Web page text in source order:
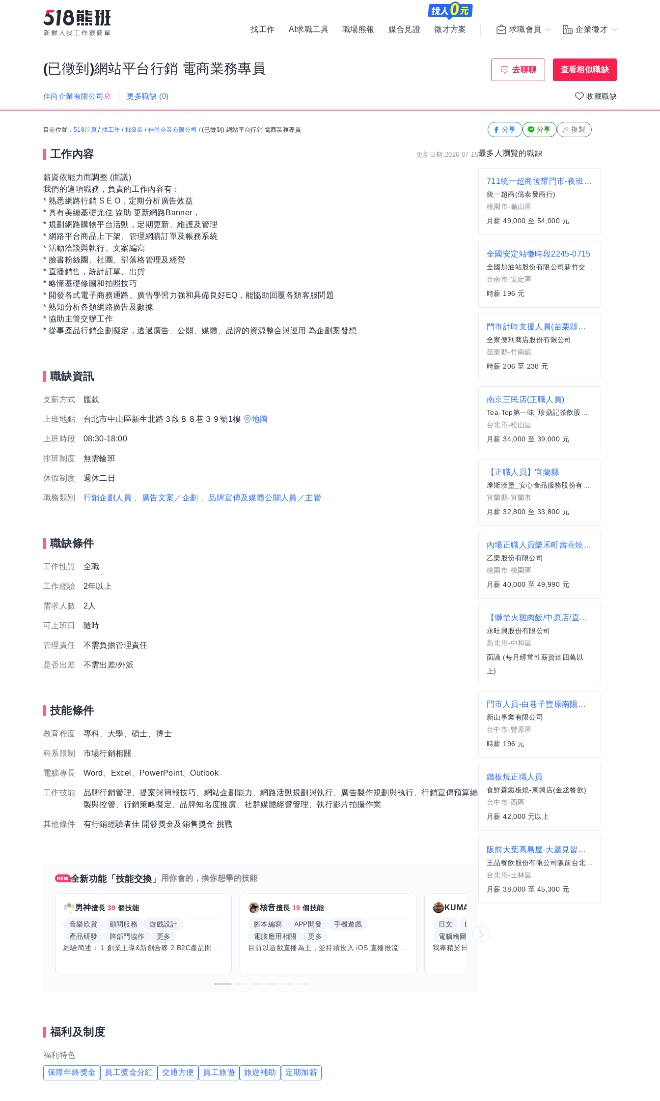
找工作 AI求職工具 職場熊報 媒合見證 徵才方案 求職會員 企業徵才
(已徵到)網站平台行銷 電商業務專員 去聊聊 查看相似職缺
佳尚企業有限公司 更多職缺 (0) 收藏職缺
目前位置： 518首頁 /找工作 / 批發業 /佳尚企業有限公司 /(已徵到) 網站平台行銷 電商業務專員
工作內容 更新日期:2026-07-15
薪資依能力而調整 (面議)
我們的這項職務，負責的工作內容有：
* 熟悉網路行銷 S E O，定期分析廣告效益
* 具有美編基礎尤佳 協助 更新網路Banner，
* 規劃網路購物平台活動，定期更新、維護及管理
* 網路平台商品上下架、管理網購訂單及帳務系統
* 活動洽談與執行、文案編寫
* 臉書粉絲團、社團、部落格管理及經營
* 直播銷售，統計訂單、出貨
* 略懂基礎修圖和拍照技巧
* 開發各式電子商務通路、廣告學習力強和具備良好EQ，能協助回覆各類客服問題
* 熟知分析各類網路廣告及數據
* 協助主管交辦工作
* 從事產品行銷企劃擬定，透過廣告、公關、媒體、品牌的資源整合與運用 為企劃案發想
職缺資訊
支薪方式 匯款
上班地點 台北市中山區新生北路３段８８巷３９號1樓 地圖
上班時段 08:30-18:00
排班制度 無需輪班
休假制度 週休二日
職務類別 行銷企劃人員 、廣告文案／企劃 、品牌宣傳及媒體公關人員／主管
職缺條件
工作性質 全職
工作經驗 2年以上
需求人數 2人
可上班日 隨時
管理責任 不需負擔管理責任
是否出差 不需出差/外派
技能條件
教育程度 專科、大學、碩士、博士
科系限制 市場行銷相關
電腦專長 Word、Excel、PowerPoint、Outlook
工作技能
品牌行銷管理、提案與簡報技巧、網站企劃能力、網路活動規劃與執行、廣告製作規劃與執行、行銷宣傳預算編
製與控管、行銷策略擬定、品牌知名度推廣、社群媒體經營管理、執行影片拍攝作業
其他條件 有行銷經驗者佳 開發獎金及銷售獎金 挑戰
全新功能「技能交換」 用你會的，換你想學的技能
男神擅長39 個技能
音樂欣賞 顧問服務
遊戲設計
產品研發
跨部門協作
更多
經驗簡述： 1.創業主導&新創合夥 2.B2C產品開發運營一條龍 3.AI應用開發與量化研究新創 標籤話題都可以聊，開放交流 找尋共同創業機會，亦歡迎新創收編
核音擅長 19 個技能
腳本編寫 APP開發
手機遊戲
電腦應用相關
更多
目前以遊戲直播為主，並持續投入 iOS 直播推流應用開發。對直播技術、影音串流、AI 應用、內容創作與產品設計有濃厚興趣，平時透過實作累積開發經驗，也持續學習 Godot 遊戲開發、影音剪輯、音樂創作與編曲等相關技術。 希望透過技能交換認識不同背景的夥伴，一起交流開發經驗、Side Project、AI 工作流程、內容創作與職涯發展。如果你也對程式開發、直播技術、設計、美術、Cosplay、造型、化妝、攝影、影音製作、音樂創作等領域有興趣，都很歡迎交流，彼此分享經驗、互相學習，一起成長。
KUMA
日文 Excel
電腦繪圖
手繪
福利及制度
福利特色
保障年終獎金 員工獎金分紅 交通方便 員工旅遊 旅遊補助 定期加薪
分享 分享 複製
最多人瀏覽的職缺
711統一超商恆耀門市-夜班正職人員
統一超商(億泰發商行)
桃園市-龜山區
月薪 49,000 至 54,000 元
全國安定站徵時段2245-0715
全國加油站股份有限公司新竹交流道站
台南市-安定區
時薪 196 元
門市計時支援人員(苗栗縣竹南鎮)
全家便利商店股份有限公司
苗栗縣-竹南鎮
時薪 206 至 238 元
南京三民店(正職人員)
Tea-Top第一味_珍鼎記茶飲股份有限公司
台北市-松山區
月薪 34,000 至 39,000 元
【正職人員】宜蘭縣
摩斯漢堡_安心食品服務股份有限公司
宜蘭縣-宜蘭市
月薪 32,800 至 33,800 元
內場正職人員樂禾町壽喜燒桃園店
乙樂股份有限公司
桃園市-桃園區
月薪 40,000 至 49,990 元
【獅埜火雞肉飯/中原店/直營】外場中班正職人員(固定8hr)
永旺興股份有限公司
新北市-中和區
面議 (每月經常性薪資達四萬以
上)
門市人員-白巷子豐原南陽店-工讀人員
新山事業有限公司
台中市-豐原區
時薪 196 元
鐵板燒正職人員
食鮮森鐵板燒-東興店(金丞餐飲)
台中市-西區
月薪 42,000 元以上
阪前大葉高島屋-大廳見習襄理
王品餐飲股份有限公司阪前台北中山北店｜大葉高島屋店
台北市-士林區
月薪 38,000 至 45,300 元